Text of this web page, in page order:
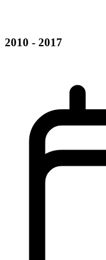
2010 - 2017